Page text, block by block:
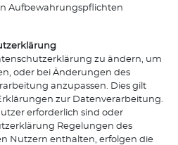
Aufbewahrungspflichten
zu ändern, um
oder bei Änderungen des
anzupassen. Dies gilt
zur Datenverarbeitung.
erforderlich sind oder
Regelungen des
Nutzern enthalten, erfolgen die